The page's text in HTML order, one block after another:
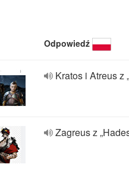
Odpowiedź
Kratos i Atreus z
Zagreus z